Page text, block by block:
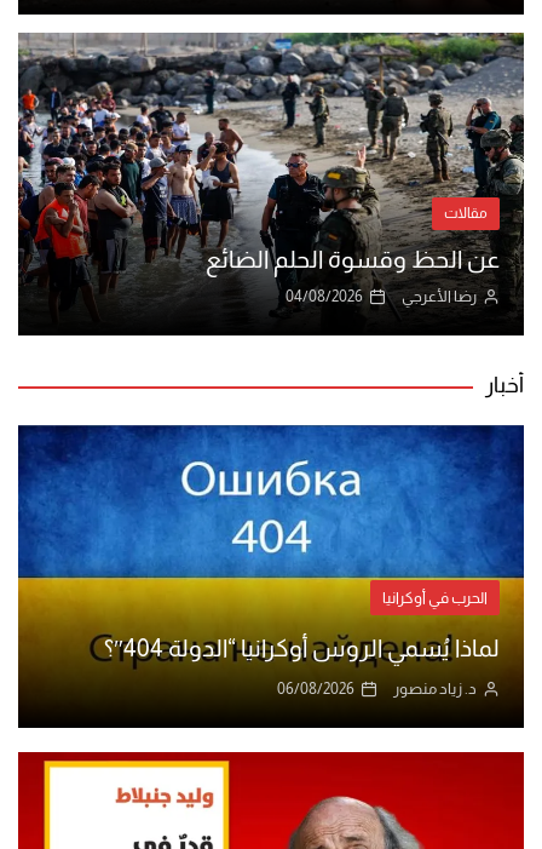
مقالات
عن الحظ وقسوة الحلم الضائع
رضا الأعرجي 04/08/2026
أخبار
الحرب في أوكرانيا
لماذا يُسمي الروس أوكرانيا “الدولة 404″؟
د. زياد منصور 06/08/2026